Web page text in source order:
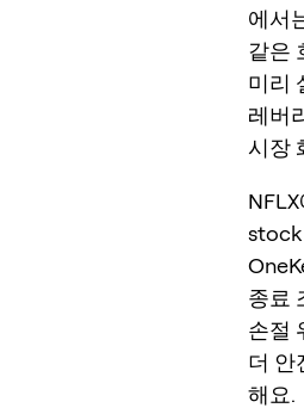
에서
같은
미리
레버
시장
종료
손절
더 안
해요.